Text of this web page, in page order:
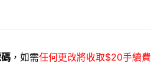
，如需任何更改將收取$20手續費